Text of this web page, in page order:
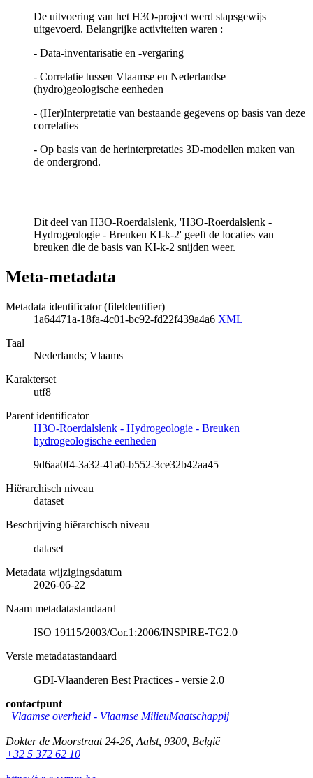
De uitvoering van het H3O-project werd stapsgewijs
uitgevoerd. Belangrijke activiteiten waren :
- Data-inventarisatie en -vergaring
- Correlatie tussen Vlaamse en Nederlandse
(hydro)geologische eenheden
- (Her)Interpretatie van bestaande gegevens op basis van deze
correlaties
- Op basis van de herinterpretaties 3D-modellen maken van
de ondergrond.
Dit deel van H3O-Roerdalslenk, 'H3O-Roerdalslenk -
Hydrogeologie - Breuken KI-k-2' geeft de locaties van
breuken die de basis van KI-k-2 snijden weer.
Meta-metadata
Metadata identificator (fileIdentifier)
1a64471a-18fa-4c01-bc92-fd22f439a4a6 XML
Taal
Nederlands; Vlaams
Karakterset
utf8
Parent identificator
H3O-Roerdalslenk - Hydrogeologie - Breuken
hydrogeologische eenheden
9d6aa0f4-3a32-41a0-b552-3ce32b42aa45
Hiërarchisch niveau
dataset
Beschrijving hiërarchisch niveau
dataset
Metadata wijzigingsdatum
2026-06-22
Naam metadatastandaard
ISO 19115/2003/Cor.1:2006/INSPIRE-TG2.0
Versie metadatastandaard
GDI-Vlaanderen Best Practices - versie 2.0
contactpunt
Vlaamse overheid - Vlaamse MilieuMaatschappij
Dokter de Moorstraat 24-26 Aalst, 9300 België
+32 5 372 62 10